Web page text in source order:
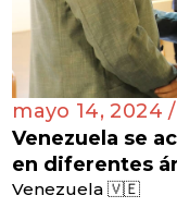
mayo 14, 2024 /
Venezuela se
en diferentes
Venezuela 🇻🇪